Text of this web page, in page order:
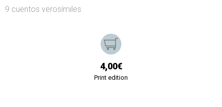
9 cuentos verosímiles
4,00€
Print edition